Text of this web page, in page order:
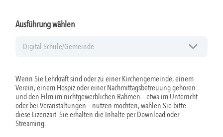
Ausführung wählen
Wenn Sie Lehrkraft sind oder zu einer Kirchengemeinde, einem
Verein, einem Hospiz oder einer Nachmittagsbetreuung gehören
und den Film im nichtgewerblichen Rahmen – etwa im Unterricht
oder bei Veranstaltungen – nutzen möchten, wählen Sie bitte
diese Lizenzart. Sie erhalten die Inhalte per Download oder
Streaming.